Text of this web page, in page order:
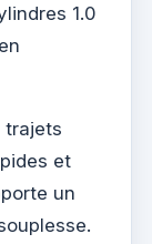
1.0
trajets
et
un